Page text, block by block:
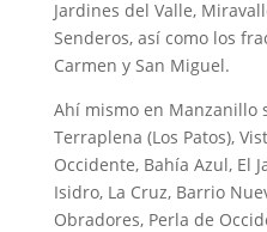
Jardines del Valle,
Senderos, así como los
Carmen y San Miguel.
Ahí mismo en Manzanillo
Terraplena (Los Patos),
Occidente, Bahía Azul, El
Isidro, La Cruz, Barrio
Obradores, Perla de